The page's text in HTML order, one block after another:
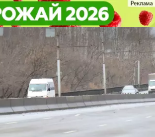
блоки на проспекте
покрасят после жалоб
блоки на проспекте
покрасят после жалоб
по
и
валют